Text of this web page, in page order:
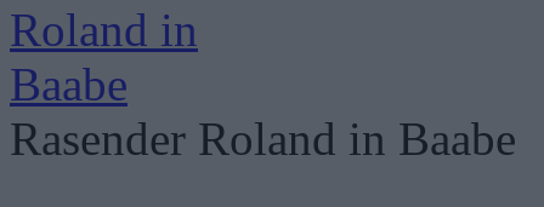
Rasender Roland in Baabe